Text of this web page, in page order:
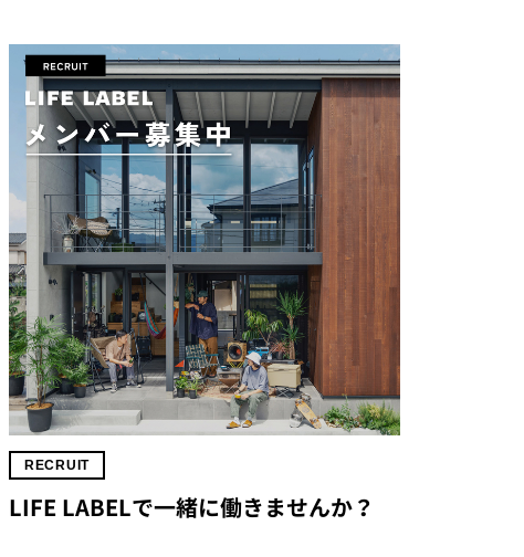
RECRUIT
LIFE LABELで一緒に働きませんか？